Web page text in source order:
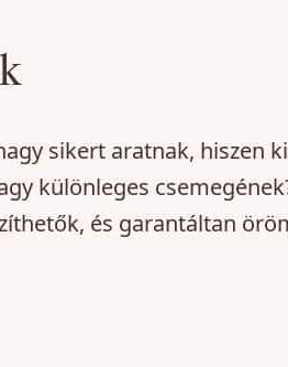
sikert aratnak, hiszen
különleges
és garantáltan